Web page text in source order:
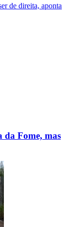
de direita, aponta
da Fome, mas